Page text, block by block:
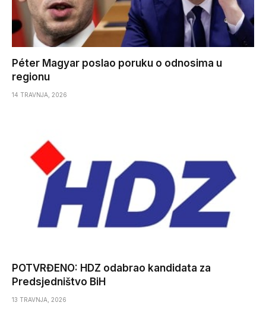
Péter Magyar poslao poruku o odnosima u
regionu
14 TRAVNJA, 2026
POTVRĐENO: HDZ odabrao kandidata za
Predsjedništvo BiH
13 TRAVNJA, 2026